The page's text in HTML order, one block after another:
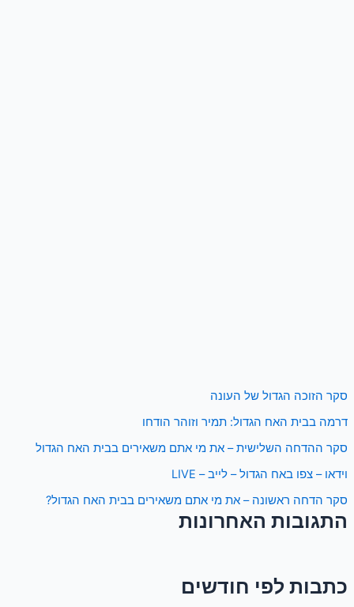
סקר הזוכה הגדול של העונה
דרמה בבית האח הגדול: תמיר וזוהר הודחו
סקר ההדחה השלישית – את מי אתם משאירים בבית האח הגדול
וידאו – צפו באח הגדול – לייב – LIVE
סקר הדחה ראשונה – את מי אתם משאירים בבית האח הגדול?
התגובות האחרונות
כתבות לפי חודשים